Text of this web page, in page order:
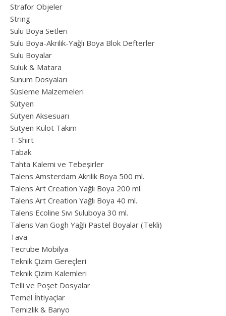
Strafor Objeler
String
Sulu Boya Setleri
Sulu Boya-Akrilik-Yağlı Boya Blok Defterler
Sulu Boyalar
Suluk & Matara
Sunum Dosyaları
Süsleme Malzemeleri
Sütyen
Sütyen Aksesuarı
Sütyen Külot Takım
T-Shirt
Tabak
Tahta Kalemi ve Tebeşirler
Talens Amsterdam Akrilik Boya 500 ml.
Talens Art Creation Yağlı Boya 200 ml.
Talens Art Creation Yağlı Boya 40 ml.
Talens Ecoline Sıvı Suluboya 30 ml.
Talens Van Gogh Yağlı Pastel Boyalar (Tekli)
Tava
Tecrube Mobilya
Teknik Çizim Gereçleri
Teknik Çizim Kalemleri
Telli ve Poşet Dosyalar
Temel İhtiyaçlar
Temizlik & Banyo